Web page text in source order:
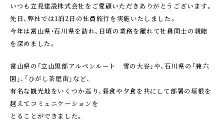
いつも立見建設株式会社をご愛顧いただきありがとうございます。
先日、弊社では1泊2日の社員旅行を実施いたしました。
今年は富山県・石川県を訪れ、日頃の業務を離れて社員同士の親睦
を深めました。
富山県の「立山黒部アルペンルート 雪の大谷」や、石川県の「兼六
園」、「ひがし茶屋街」など、
有名な観光地をいくつか巡り、昼食や夕食を共にして部署の垣根を
越えてコミュニケーションを
とることができました。